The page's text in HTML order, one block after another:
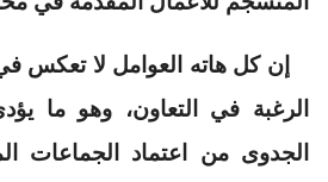
إن كل هاته العوامل لا تعكس
الرغبة في التعاون، وهو ما
الجدوى من اعتماد الجماعات